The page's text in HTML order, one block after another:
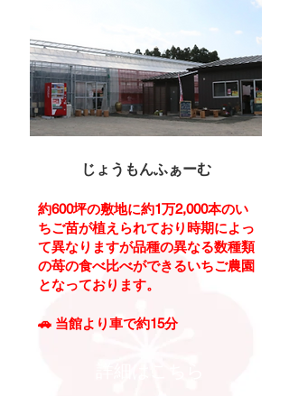
じょうもんふぁーむ
約600坪の敷地に約1万2,000本のい
ちご苗が植えられており時期によっ
て異なりますが品種の異なる数種類
の苺の食べ比べができるいちご農園
となっております。
🚗 当館より車で約15分